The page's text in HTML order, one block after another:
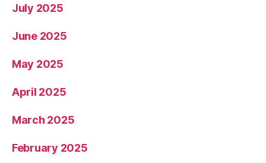
July 2025
June 2025
May 2025
April 2025
March 2025
February 2025